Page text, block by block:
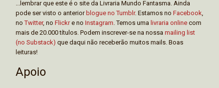
...lembrar que este é o site da Livraria Mundo Fantasma. Ainda
pode ser visto o anteriorblogue no Tumblr. Estamos no Facebook
noTwitter, no Flickre no Instagram . Temos uma livraria online com
mais de 20.000 títulos. Podem inscrever-se na nossa mailing list
(no Substack) que daqui não receberão muitos mails. Boas
leituras!
Apoio